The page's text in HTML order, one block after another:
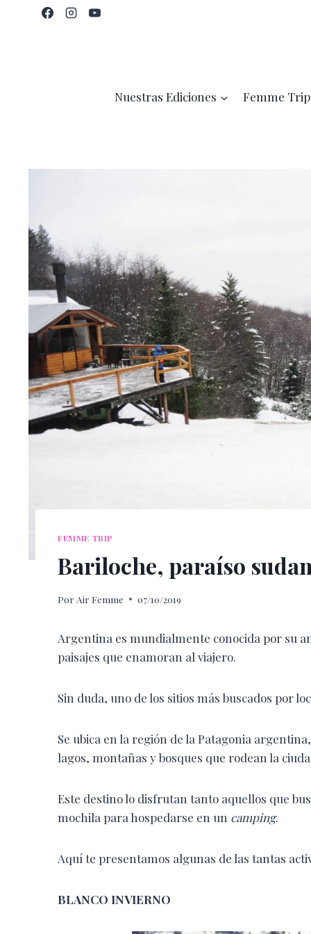
Nuestras Ediciones Femme Trip
FEMME TRIP
Bariloche, paraíso
Por Air Femme 07/10/2019
Argentina es mundialmente conocida por su
paisajes que enamoran al viajero.
Sin duda, uno de los sitios más buscados por
Se ubica en la región de la Patagonia
lagos, montañas y bosques que rodean la
Este destino lo disfrutan tanto aquellos que
mochila para hospedarse en un camping.
Aquí te presentamos algunas de las tantas
BLANCO INVIERNO